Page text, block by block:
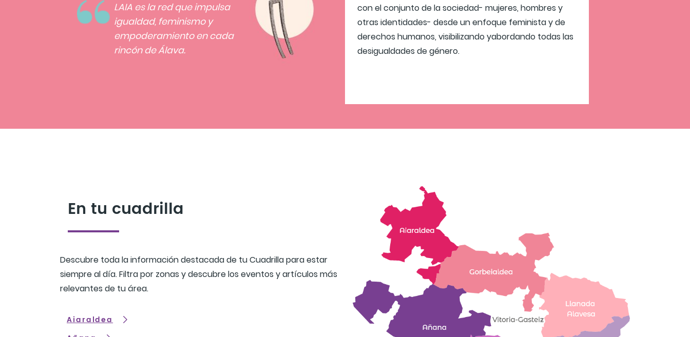
LAIA es la red que impulsa
igualdad, feminismo y
empoderamiento en cada
rincón de Álava.
con el conjunto de la sociedad- mujeres, hombres y
otras identidades- desde un enfoque feminista y de
derechos humanos, visibilizando yabordando todas las
desigualdades de género.
En tu cuadrilla
Descubre toda la información destacada de tu Cuadrilla para estar
siempre al día. Filtra por zonas y descubre los eventos y artículos más
relevantes de tu área.
Aiaraldea